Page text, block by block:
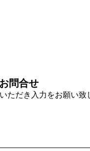
問合せ
ただき入力をお願い致